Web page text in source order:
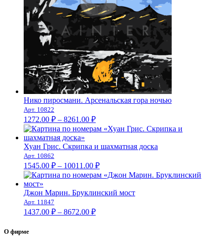
Нико пиросмани. Арсенальская гора ночью
Арт. 10822
1272.00 ₽ – 8261.00 ₽Диапазон
цен:
–
Хуан Грис. Скрипка и шахматная доска
Арт. 10862
1545.00 ₽ – 10011.00 ₽Диапазон
цен:
–
Джон Марин. Бруклинский мост
Арт. 11847
1437.00 ₽ – 8672.00 ₽Диапазон
О фирме